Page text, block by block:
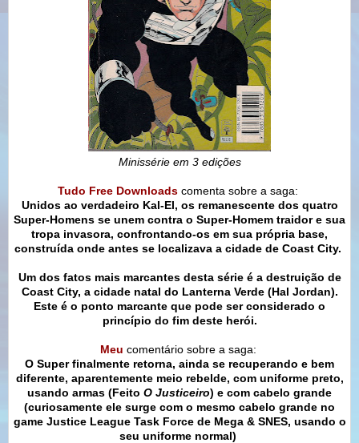
Minissérie em 3 edições
Tudo Free Downloads comenta sobre a saga:
Unidos ao verdadeiro Kal-El, os remanescente dos quatro
Super-Homens se unem contra o Super-Homem traidor e sua
tropa invasora, confrontando-os em sua própria base,
construída onde antes se localizava a cidade de Coast City.
Um dos fatos mais marcantes desta série é a destruição de
Coast City, a cidade natal do Lanterna Verde (Hal Jordan).
Este é o ponto marcante que pode ser considerado o
princípio do fim deste herói.
Meu comentário sobre a saga:
O Super finalmente retorna, ainda se recuperando e bem
diferente, aparentemente meio rebelde, com uniforme preto,
usando armas (Feito O Justiceiro) e com cabelo grande
(curiosamente ele surge com o mesmo cabelo grande no
game Justice League Task Force de Mega & SNES, usando o
seu uniforme normal)